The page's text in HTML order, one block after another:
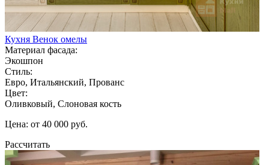
Кухня Венок омелы
Материал фасада:
Экошпон
Стиль:
Евро, Итальянский, Прованс
Цвет:
Оливковый, Слоновая кость
Цена: от 40 000 руб.
Рассчитать